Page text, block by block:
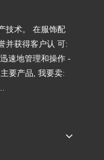
技术。 在服饰配
并获得客户认 可:
速地管理和操作 -
要产品, 我要卖: